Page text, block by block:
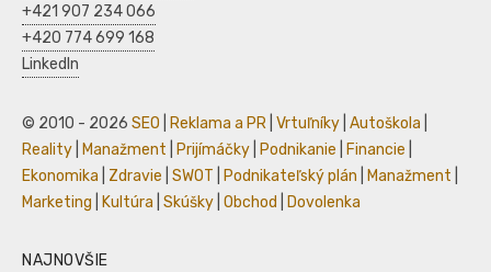
+421 907 234 066
+420 774 699 168
LinkedIn
© 2010 - 2026 SEO Reklama a PR Vrtuľníky Autoškola
Reality
Manažment Prijímáčky Podnikanie Financie
Ekonomika
Zdravie SWOT Podnikateľský plán Manažment
Marketing
Kultúra Skúšky Obchod Dovolenka
NAJNOVŠIE